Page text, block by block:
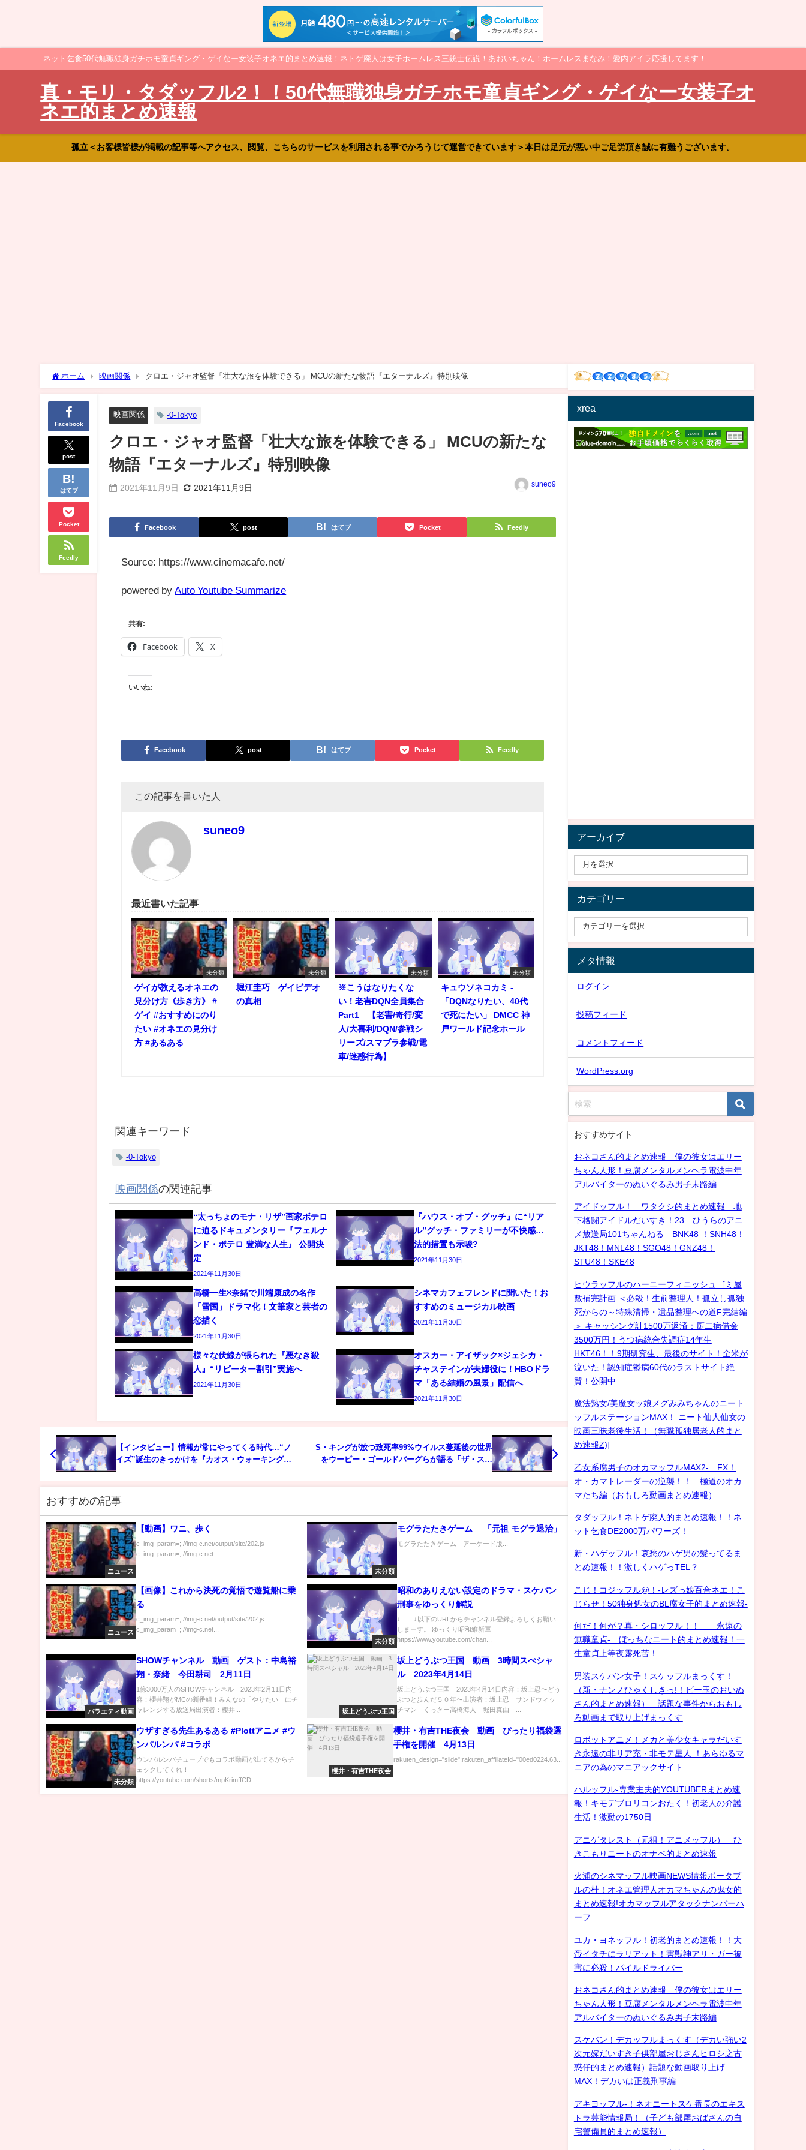
ネット乞食50代無職独身ガチホモ童貞ギング・ゲイなー女装子オネエ的まとめ速報！ネトゲ廃人は女子ホームレス三銃士伝説！あおいちゃん！ホームレスまなみ！愛内アイラ応援してます！
真・モリ・タダッフル2！！50代無職独身ガチホモ童貞ギング・ゲイなー女装子オ
ネエ的まとめ速報
孤立＜お客様皆様が掲載の記事等へアクセス、閲覧、こちらのサービスを利用される事でかろうじて運営できています＞本日は足元が悪い中ご足労頂き誠に有難うございます。
ホーム 映画関係 クロエ・ジャオ監督「壮大な旅を体験できる」 MCUの新たな物語『エターナルズ』特別映像
Facebook
post
はてブ
Pocket
Feedly
映画関係 -0-Tokyo
クロエ・ジャオ監督「壮大な旅を体験できる」 MCUの新たな
物語『エターナルズ』特別映像
2021年11月9日 2021年11月9日 suneo9
Facebook post はてブ Pocket Feedly
Source: https://www.cinemacafe.net/
powered by Auto Youtube Summarize
共有:
Facebook X
いいね:
Facebook post はてブ Pocket Feedly
この記事を書いた人
suneo9
最近書いた記事
未分類
ゲイが教えるオネエの
見分け方《歩き方》 #
ゲイ #おすすめにのり
たい #オネエの見分け
方 #あるある
未分類
堀江圭巧 ゲイビデオ
の真相
未分類
※こうはなりたくな
い！老害DQN全員集合
Part1 【老害/奇行/変
人/大喜利/DQN/参戦シ
リーズ/スマブラ参戦/電
車/迷惑行為】
未分類
キュウソネコカミ -
「DQNなりたい、40代
で死にたい」 DMCC 神
戸ワールド記念ホール
関連キーワード
-0-Tokyo
映画関係の関連記事
“太っちょのモナ・リザ”画家ボテロ
に迫るドキュメンタリー『フェルナ
ンド・ボテロ 豊満な人生』 公開決
定
2021年11月30日
『ハウス・オブ・グッチ』に“リア
ル”グッチ・ファミリーが不快感…
法的措置も示唆?
2021年11月30日
高橋一生×奈緒で川端康成の名作
「雪国」ドラマ化！文筆家と芸者の
恋描く
2021年11月30日
シネマカフェフレンドに聞いた！お
すすめのミュージカル映画
2021年11月30日
様々な伏線が張られた『悪なき殺
人』“リピーター割引”実施へ
2021年11月30日
オスカー・アイザック×ジェシカ・
チャステインが夫婦役に！HBOドラ
マ「ある結婚の風景」配信へ
2021年11月30日
【インタビュー】情報が常にやってくる時代…“ノ
イズ”誕生のきっかけを『カオス・ウォーキング』
S・キングが放つ致死率99%ウイルス蔓延後の世界
をウーピー・ゴールドバーグらが語る「ザ・スタ
おすすめの記事
ニュース
【動画】ワニ、歩く
c_img_param=; //img-c.net/output/site/202.js
c_img_param=; //img-c.net...
未分類
モグラたたきゲーム 「元祖 モグラ退治」
モグラたたきゲーム アーケード版...
ニュース
【画像】これから決死の覚悟で遊覧船に乗
る
c_img_param=; //img-c.net/output/site/202.js
c_img_param=; //img-c.net...
未分類
昭和のありえない設定のドラマ・スケバン
刑事をゆっくり解説
↓ ↓以下のURLからチャンネル登録よろしくお願い
しまーす。 ゆっくり昭和維新軍
https://www.youtube.com/chan...
バラエティ動画
SHOWチャンネル 動画 ゲスト：中島裕
翔・奈緒 今田耕司 2月11日
1億3000万人のSHOWチャンネル 2023年2月11日内
容：櫻井翔がMCの新番組！みんなの「やりたい」にチ
ャレンジする放送局出演者：櫻井...
坂上どうぶつ王国
坂上どうぶつ王国 動画 3時間スぺシャ
ル 2023年4月14日
坂上どうぶつ王国 2023年4月14日内容：坂上忍〜どう
ぶつと歩んだ５０年〜出演者：坂上忍 サンドウィッ
チマン くっきー高橋海人 堀田真由 ...
未分類
ウザすぎる先生あるある #Plottアニメ #ウ
ンパルンパ #コラボ
ウンパルンパチューブでもコラボ動画が出てるからチ
ェックしてくれ！
https://youtube.com/shorts/mpKrimffCD...
櫻井・有吉THE夜会
櫻井・有吉THE夜会 動画 ぴったり福袋選
手権を開催 4月13日
rakuten_design="slide";rakuten_affiliateId="00ed0224.63...
xrea
アーカイブ
カテゴリー
メタ情報
ログイン
投稿フィード
コメントフィード
WordPress.org
おすすめサイト
おネコさん的まとめ速報 僕の彼女はエリー
ちゃん人形！豆腐メンタルメンヘラ電波中年
アルバイターのぬいぐるみ男子末路編
アイドッフル！ ワタクシ的まとめ速報 地
下格闘アイドルだいすき！23 ひうらのアニ
メ放送局101ちゃんねる BNK48 ！SNH48！
JKT48！MNL48！SGO48！GNZ48！
STU48！SKE48
ヒウラッフルのハーニーフィニッシュゴミ屋
敷補完計画 ＜必殺！生前整理人！孤立し孤独
死からの～特殊清掃・遺品整理への道F完結編
＞ キャッシング計1500万返済：厨二病借金
3500万円！うつ病統合失調症14年生
HKT46！！9期研究生、最後のサイト！全米が
泣いた！認知症鬱病60代のラストサイト絶
賛！公開中
魔法熟女/美魔女ッ娘メグみみちゃんのニート
ッフルステーションMAX！ ニート仙人仙女の
映画三昧老後生活！（無職孤独居老人的まと
め速報Z)]
乙女系腐男子のオカマッフルMAX2- FX！
オ・カマトレーダーの逆襲！！ 極道のオカ
マたち編（おもしろ動画まとめ速報）
タダッフル！ネトゲ廃人的まとめ速報！！ネ
ット乞食DE2000万パワーズ！
新・ハゲッフル！哀愁のハゲ男の髪ってるま
とめ速報！！激しくハゲっTEL？
こじ！コジッフル@！-レズっ娘百合ネエ！こ
じらせ！50独身処女のBL腐女子的まとめ速報-
何だ！何が？真・シロッフル！！ 永遠の
無職童貞- ぼっちなニート的まとめ速報！一
生童貞上等夜露死苦！
男装スケバン女子！スケッフルまっくす！
（新・ナンノひゃくしきっ!！ビー玉のおいぬ
さん的まとめ速報） 話題な事件からおもし
ろ動画まで取り上げまっくす
ロボットアニメ！メカと美少女キャラだいす
き永遠の非リア充・非モテ星人 ！あらゆるマ
ニアの為のマニアックサイト
ハルッフル-専業主夫的YOUTUBERまとめ速
報！キモデブロリコンおたく！初老人の介護
生活！激動の1750日
アニゲタレスト（元祖！アニメッフル） ひ
きこもりニートのオナベ的まとめ速報
火浦のシネマッフル映画NEWS情報ポータブ
ルの杜！オネエ管理人オカマちゃんの鬼女的
まとめ速報!オカマッフルアタックナンバーハ
ーフ
ユカ・ヨネッフル！初老的まとめ速報！！大
帝イタチにラリアット！害獣神アリ・ガー被
害に必殺！パイルドライバー
おネコさん的まとめ速報 僕の彼女はエリー
ちゃん人形！豆腐メンタルメンヘラ電波中年
アルバイターのぬいぐるみ男子末路編
スケバン！デカッフルまっくす（デカい強い2
次元嫁だいすき子供部屋おじさんヒロシ之古
惑仔的まとめ速報）話題な動画取り上げ
MAX！デカいは正義刑事編
アキヨッフル-！ネオニートスケ番長のエキス
トラ芸能情報局！（子ども部屋おばさんの自
宅警備員的まとめ速報）